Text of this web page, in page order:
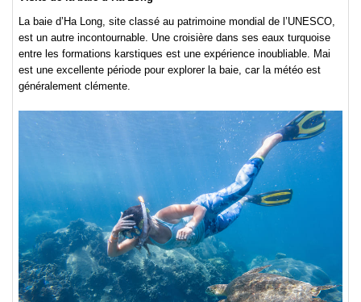
La baie d’Ha Long, site classé au patrimoine mondial de l’UNESCO,
est un autre incontournable. Une croisière dans ses eaux turquoise
entre les formations karstiques est une expérience inoubliable. Mai
est une excellente période pour explorer la baie, car la météo est
généralement clémente.